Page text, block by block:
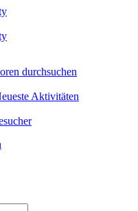
durchsuchen
Aktivitäten